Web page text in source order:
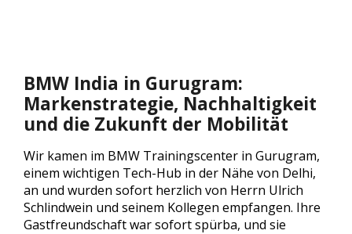
BMW India in Gurugram:
Markenstrategie, Nachhaltigkeit
und die Zukunft der Mobilität
Wir kamen im BMW Trainingscenter in Gurugram,
einem wichtigen Tech-Hub in der Nähe von Delhi,
an und wurden sofort herzlich von Herrn Ulrich
Schlindwein und seinem Kollegen empfangen. Ihre
Gastfreundschaft war sofort spürba, und sie